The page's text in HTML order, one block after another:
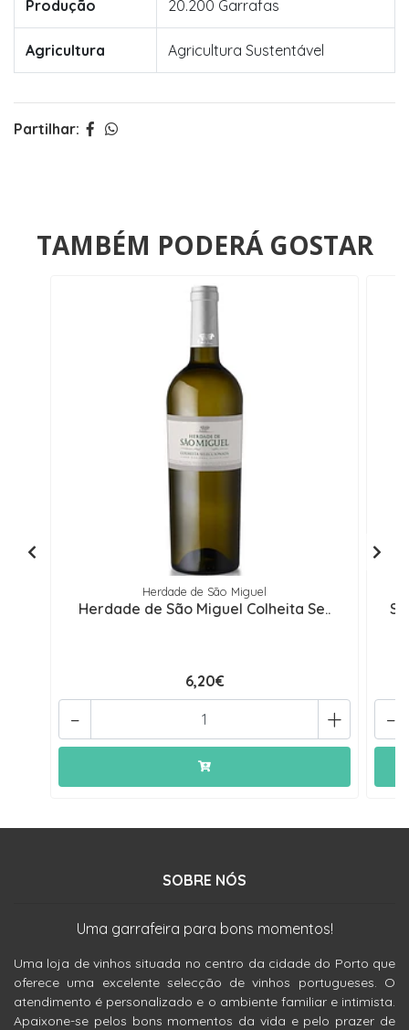
Produção 20.200 Garrafas
Agricultura Agricultura Sustentável
Partilhar:
TAMBÉM PODERÁ GOSTAR
Herdade de São Miguel
Herdade de São Miguel Colheita Se..
6,20€
+
- -
SOBRE NÓS
Uma garrafeira para bons momentos!
Uma loja de vinhos situada no centro da cidade do Porto que
oferece uma excelente selecção de vinhos portugueses. O
atendimento é personalizado e o ambiente familiar e intimista.
Apaixone-se pelos bons momentos da vida e pelo prazer de